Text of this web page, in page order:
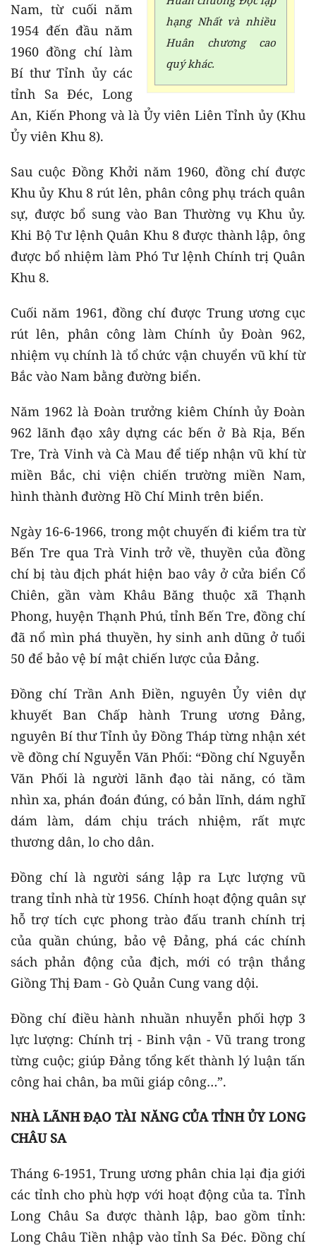
hạng Nhất và nhiều
Huân chương cao
quý khác.
Nam, từ cuối năm
1954 đến đầu năm
1960 đồng chí làm
Bí thư Tỉnh ủy các
tỉnh Sa Đéc, Long
An, Kiến Phong và là Ủy viên Liên Tỉnh ủy (Khu
Ủy viên Khu 8).
Sau cuộc Đồng Khởi năm 1960, đồng chí được
Khu ủy Khu 8 rút lên, phân công phụ trách quân
sự, được bổ sung vào Ban Thường vụ Khu ủy.
Khi Bộ Tư lệnh Quân Khu 8 được thành lập, ông
được bổ nhiệm làm Phó Tư lệnh Chính trị Quân
Khu 8.
Cuối năm 1961, đồng chí được Trung ương cục
rút lên, phân công làm Chính ủy Đoàn 962,
nhiệm vụ chính là tổ chức vận chuyển vũ khí từ
Bắc vào Nam bằng đường biển.
Năm 1962 là Đoàn trưởng kiêm Chính ủy Đoàn
962 lãnh đạo xây dựng các bến ở Bà Rịa, Bến
Tre, Trà Vinh và Cà Mau để tiếp nhận vũ khí từ
miền Bắc, chi viện chiến trường miền Nam,
hình thành đường Hồ Chí Minh trên biển.
Ngày 16-6-1966, trong một chuyến đi kiểm tra từ
Bến Tre qua Trà Vinh trở về, thuyền của đồng
chí bị tàu địch phát hiện bao vây ở cửa biển Cổ
Chiên, gần vàm Khâu Băng thuộc xã Thạnh
Phong, huyện Thạnh Phú, tỉnh Bến Tre, đồng chí
đã nổ mìn phá thuyền, hy sinh anh dũng ở tuổi
50 để bảo vệ bí mật chiến lược của Đảng.
Đồng chí Trần Anh Điền, nguyên Ủy viên dự
khuyết Ban Chấp hành Trung ương Đảng,
nguyên Bí thư Tỉnh ủy Đồng Tháp từng nhận xét
về đồng chí Nguyễn Văn Phối: “Đồng chí Nguyễn
Văn Phối là người lãnh đạo tài năng, có tầm
nhìn xa, phán đoán đúng, có bản lĩnh, dám nghĩ
dám làm, dám chịu trách nhiệm, rất mực
thương dân, lo cho dân.
Đồng chí là người sáng lập ra Lực lượng vũ
trang tỉnh nhà từ 1956. Chính hoạt động quân sự
hỗ trợ tích cực phong trào đấu tranh chính trị
của quần chúng, bảo vệ Đảng, phá các chính
sách phản động của địch, mới có trận thắng
Giồng Thị Đam - Gò Quản Cung vang dội.
Đồng chí điều hành nhuần nhuyễn phối hợp 3
lực lượng: Chính trị - Binh vận - Vũ trang trong
từng cuộc; giúp Đảng tổng kết thành lý luận tấn
công hai chân, ba mũi giáp công…”.
NHÀ LÃNH ĐẠO TÀI NĂNG CỦA TỈNH ỦY LONG
CHÂU SA
Tháng 6-1951, Trung ương phân chia lại địa giới
các tỉnh cho phù hợp với hoạt động của ta. Tỉnh
Long Châu Sa được thành lập, bao gồm tỉnh:
Long Châu Tiền nhập vào tỉnh Sa Đéc. Đồng chí